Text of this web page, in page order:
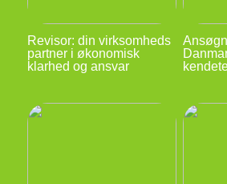
Revisor: din virksomheds
partner i økonomisk
klarhed og ansvar